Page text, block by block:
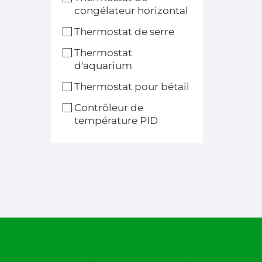
congélateur horizontal
Thermostat de serre
Thermostat
d'aquarium
Thermostat pour bétail
Contrôleur de
température PID